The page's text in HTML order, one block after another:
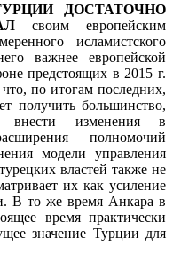
ДОСТАТОЧНО
своим европейским
исламистского
важнее европейской
предстоящих в 2015 г.
по итогам последних,
получить большинство,
внести изменения в
полномочий
модели управления
властей также не
их как усиление
В то же время Анкара в
время практически
значение Турции для